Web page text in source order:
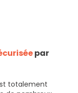
par
totalement